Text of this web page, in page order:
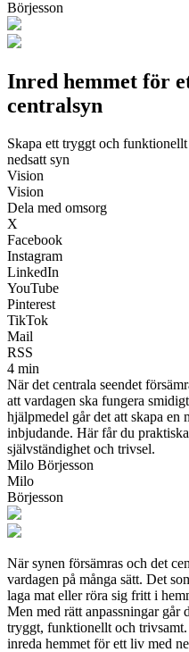
Börjesson
Inred hemmet för
centralsyn
Skapa ett tryggt och
nedsatt syn
Vision
Vision
Dela med omsorg
X
Facebook
Instagram
LinkedIn
YouTube
Pinterest
TikTok
Mail
RSS
4 min
När det centrala seendet
att vardagen ska fungera
hjälpmedel går det att skapa en
inbjudande. Här får du
självständighet och trivsel.
Milo Börjesson
Milo
Börjesson
När synen försämras och det
vardagen på många sätt. Det
laga mat eller röra sig fritt i
Men med rätt anpassningar går
tryggt, funktionellt och
inreda hemmet för ett liv med